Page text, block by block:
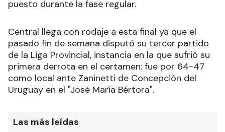
puesto durante la fase regular.
Central llega con rodaje a esta final ya que el
pasado fin de semana disputó su tercer partido
de la Liga Provincial, instancia en la que sufrió su
primera derrota en el certamen: fue por 64-47
como local ante Zaninetti de Concepción del
Uruguay en el "José María Bértora".
Las más leídas